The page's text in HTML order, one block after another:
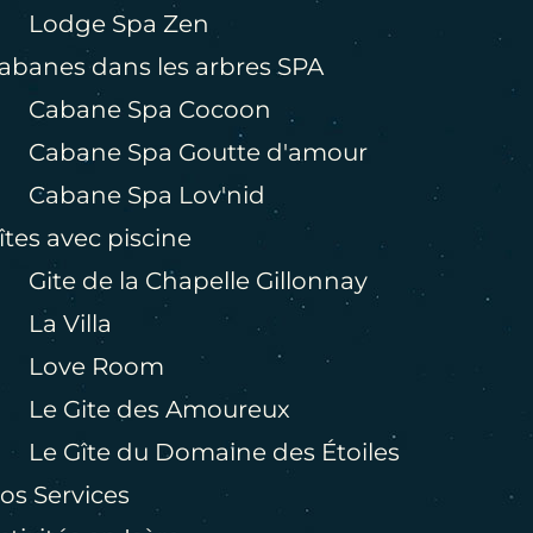
LE
Lodge Spa Zen
dans les arbres SPA
Cabane Spa Cocoon
Cabane Spa Goutte d'amour
Cabane Spa Lov'nid
avec piscine
Gite de la Chapelle Gillonnay
La Villa
Love Room
Le Gite des Amoureux
Le Gîte du Domaine des Étoiles
Services